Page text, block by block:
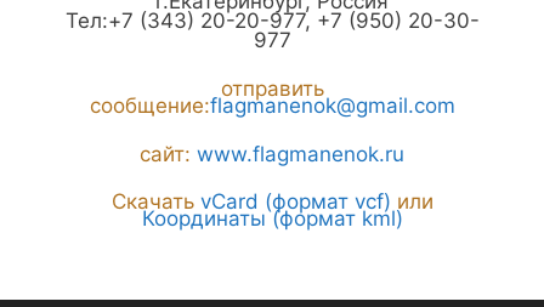
Тел:+7 (343) 20-20-977, +7 (950) 20-30-
977
отправить
сообщение:flagmanenok@gmail.com
сайт: www.flagmanenok.ru
Скачать vCard (формат vcf) или
Координаты (формат kml)